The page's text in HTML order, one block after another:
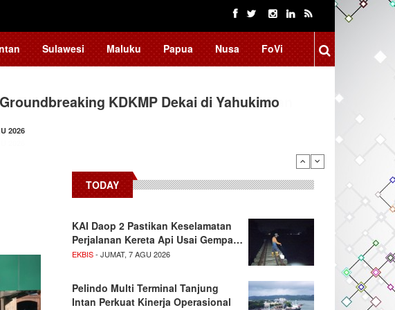
Sulawesi Maluku Papua Nusa FoVi
KDKMP Dekai di Yahukimo
2026
TODAY
KAI Daop 2 Pastikan Keselamatan
Perjalanan Kereta Api Usai Gempa…
EKBIS- JUMAT, 7 AGU 2026
Pelindo Multi Terminal Tanjung
Intan Perkuat Kinerja Operasional